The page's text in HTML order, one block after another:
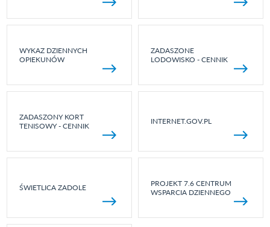
WYKAZ DZIENNYCH
OPIEKUNÓW
ZADASZONE
LODOWISKO - CENNIK
ZADASZONY KORT
TENISOWY - CENNIK
INTERNET.GOV.PL
ŚWIETLICA ZADOLE
PROJEKT 7.6 CENTRUM
WSPARCIA DZIENNEGO